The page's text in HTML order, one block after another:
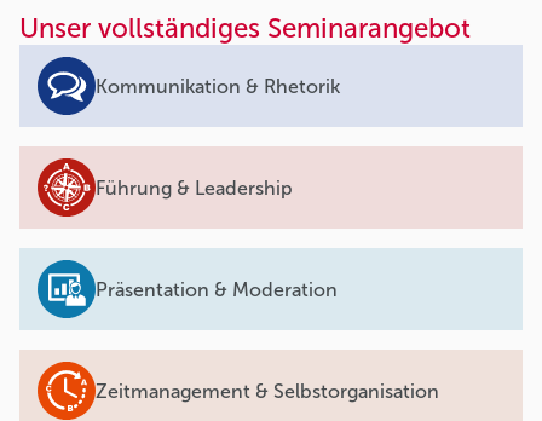
Unser vollständiges Seminarangebot
Kommunikation & Rhetorik
Führung & Leadership
Präsentation & Moderation
Zeitmanagement & Selbstorganisation